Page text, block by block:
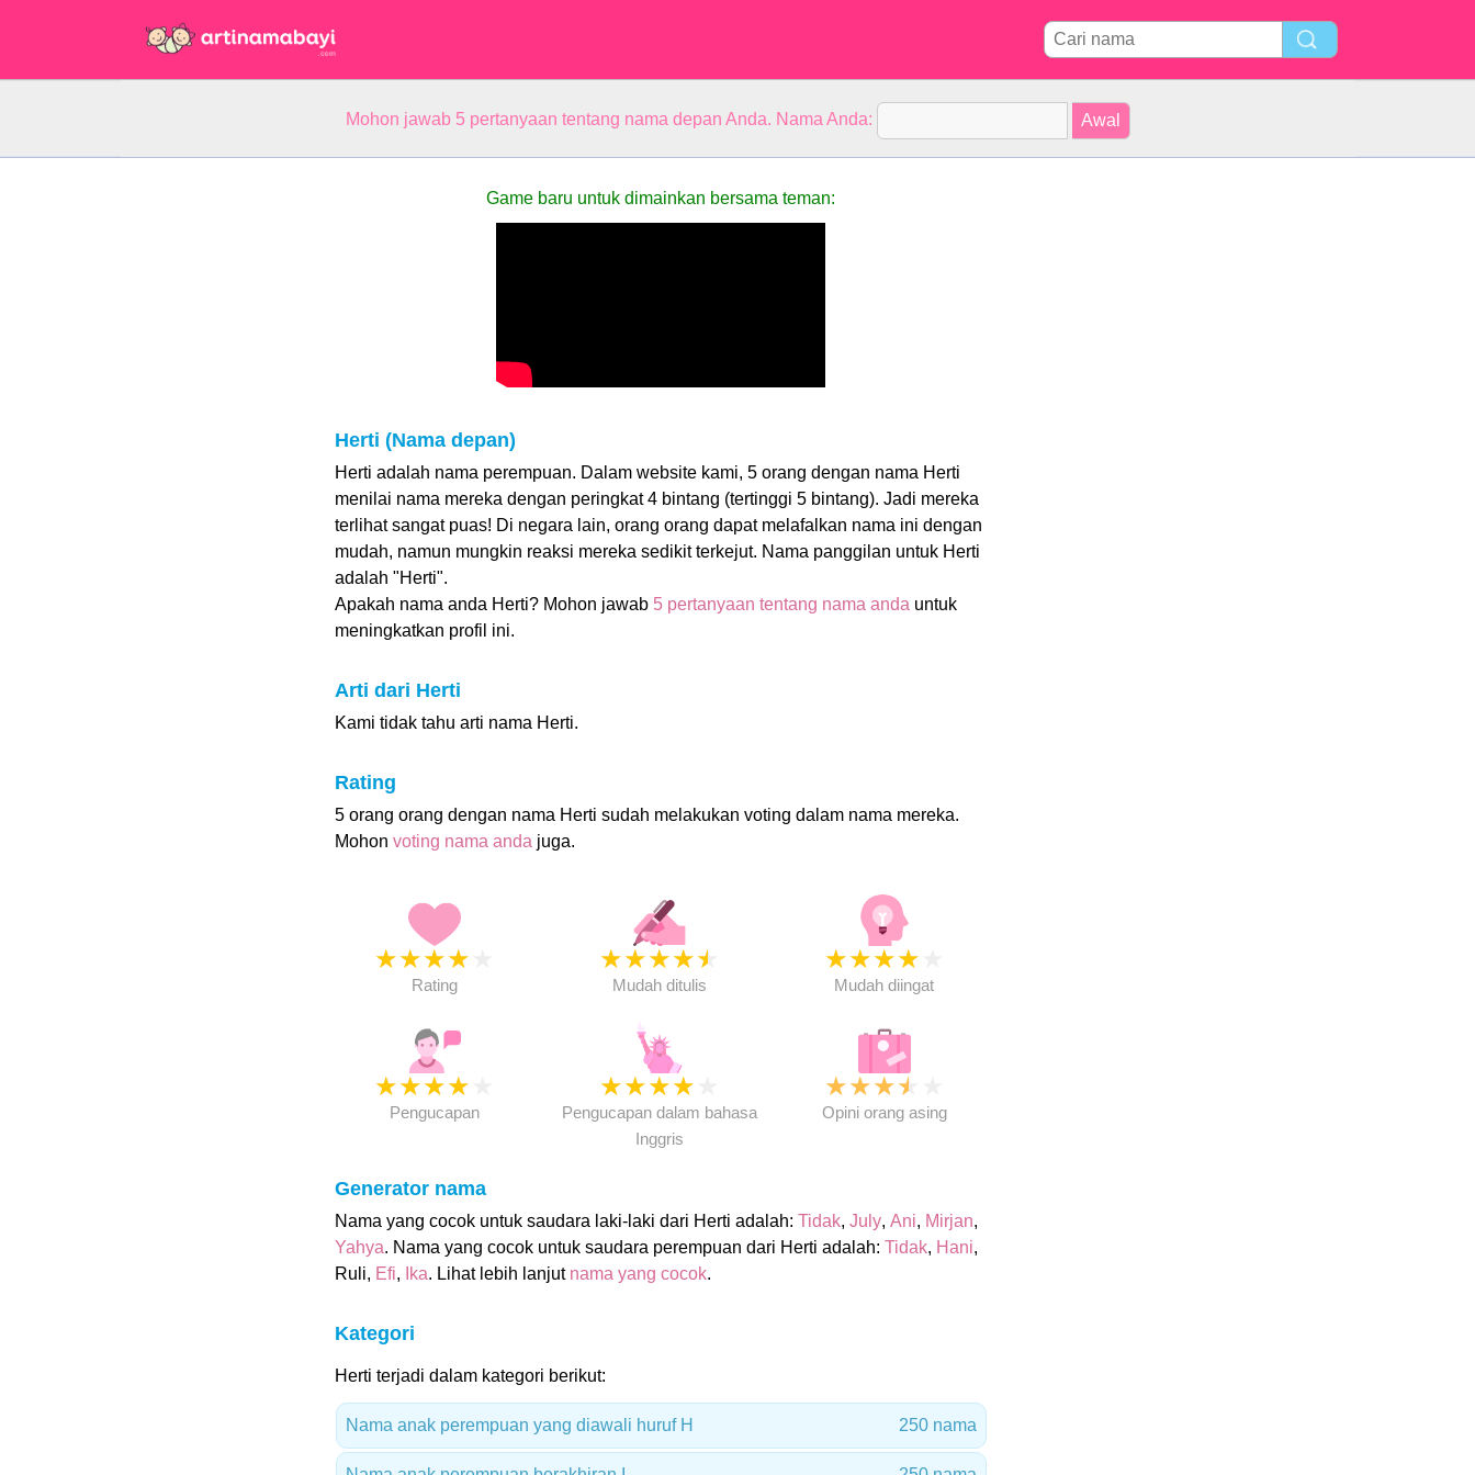
Mohon jawab 5 pertanyaan tentang nama depan Anda. Nama Anda:
Game baru untuk dimainkan bersama teman:
Herti (Nama depan)
Herti adalah nama perempuan. Dalam website kami, 5 orang dengan nama Herti
menilai nama mereka dengan peringkat 4 bintang (tertinggi 5 bintang). Jadi mereka
terlihat sangat puas! Di negara lain, orang orang dapat melafalkan nama ini dengan
mudah, namun mungkin reaksi mereka sedikit terkejut. Nama panggilan untuk Herti
adalah "Herti".
Apakah nama anda Herti? Mohon jawab 5 pertanyaan tentang nama anda untuk
meningkatkan profil ini.
Arti dari Herti
Kami tidak tahu arti nama Herti.
Rating
5 orang orang dengan nama Herti sudah melakukan voting dalam nama mereka.
Mohon voting nama anda juga.
★★★★
Rating
★★★★★
Mudah ditulis
★★★★
Mudah diingat
★★★★
Pengucapan
★★★★
Pengucapan dalam bahasa
Inggris
★★★★
Opini orang asing
Generator nama
Nama yang cocok untuk saudara laki-laki dari Herti adalah: Tidak, July, Ani, Mirjan,
Yahya. Nama yang cocok untuk saudara perempuan dari Herti adalah: Tidak, Hani,
Ruli, Efi, Ika. Lihat lebih lanjut nama yang cocok.
Kategori
Herti terjadi dalam kategori berikut:
Nama anak perempuan yang diawali huruf H 250 nama